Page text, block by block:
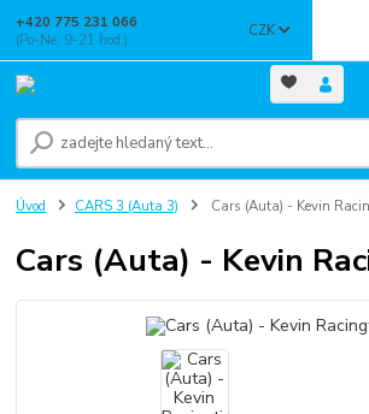
CZK
+420 775 231 066
(Po-Ne, 9-21 hod.)
Úvod CARS 3 (Auta 3) Cars (Auta) - Kevin
Cars (Auta) - Kevin